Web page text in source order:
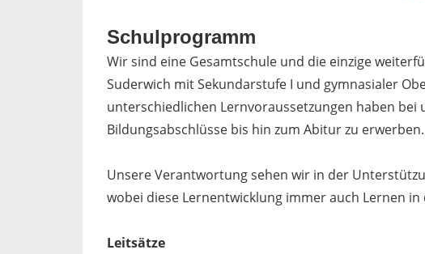
Schulprogramm
Wir sind eine Gesamtschule und die einzige
Suderwich mit Sekundarstufe I und gymnasialer
unterschiedlichen Lernvoraussetzungen haben bei
Bildungsabschlüsse bis hin zum Abitur zu erwerben.
Unsere Verantwortung sehen wir in der
wobei diese Lernentwicklung immer auch Lernen
Leitsätze